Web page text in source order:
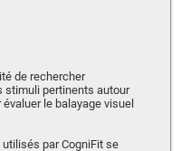
de rechercher
pertinents autour
le balayage visuel
par CogniFit se